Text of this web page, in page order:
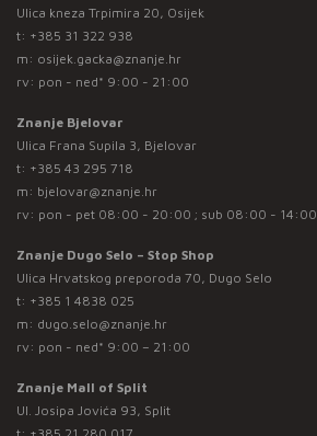
Ulica kneza Trpimira 20, Osijek
t: +385 31 322 938
m: osijek.gacka@znanje.hr
rv: pon - ned* 9:00 - 21:00
Znanje Bjelovar
Ulica Frana Supila 3, Bjelovar
t: +385 43 295 718
m: bjelovar@znanje.hr
rv: pon - pet 08:00 - 20:00 ; sub 08:00 - 14:00
Znanje Dugo Selo – Stop Shop
Ulica Hrvatskog preporoda 70, Dugo Selo
t: +385 1 4838 025
m: dugo.selo@znanje.hr
rv: pon - ned* 9:00 – 21:00
Znanje Mall of Split
Ul. Josipa Jovića 93, Split